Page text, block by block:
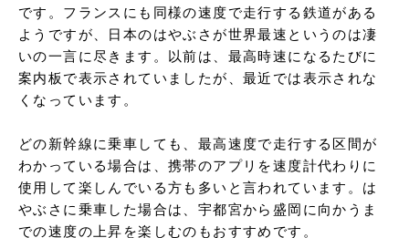
です。フランスにも同様の速度で走行する鉄道がある
ようですが、日本のはやぶさが世界最速というのは凄
いの一言に尽きます。以前は、最高時速になるたびに
案内板で表示されていましたが、最近では表示されな
くなっています。
どの新幹線に乗車しても、最高速度で走行する区間が
わかっている場合は、携帯のアプリを速度計代わりに
使用して楽しんでいる方も多いと言われています。は
やぶさに乗車した場合は、宇都宮から盛岡に向かうま
での速度の上昇を楽しむのもおすすめです。